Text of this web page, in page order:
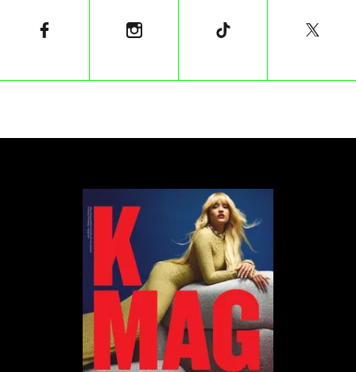
Kele Okereke
wszystkim jako wokalista i gitarzysta zespołu
albumy pod własnym nazwiskiem. Poza
działalnością muzyczną, Okereke jest także
otwartym homoseksualistą i publicznie wypowiada
się na tematy związane z prawami osób LGBT oraz
różnorodnością seksualną. Jego teksty często
poruszają tematy społeczne i osobiste
doświadczenia, co czyni go ważnym głosem w
kulturze queer.